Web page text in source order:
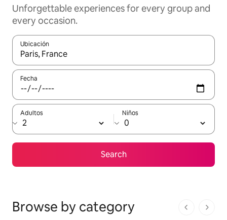
Unforgettable experiences for every group and
every occasion.
Ubicación
Cuando los resultados estén disponibles, navega con las
Fecha
Adultos Niños
Search
Browse by category 1 de 1